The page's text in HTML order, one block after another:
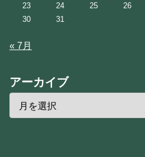
23
24 25 26
30
31
« 7月
アーカイブ